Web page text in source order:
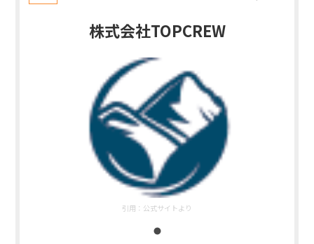
株式会社TOPCREW
引用： 公式サイトより